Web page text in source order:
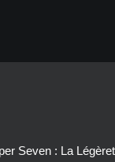
Seven : La